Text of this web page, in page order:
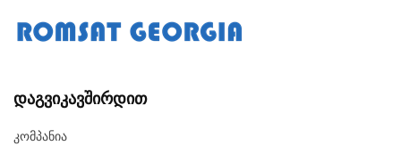
Დაგვიკავშირდით
Კომპანია